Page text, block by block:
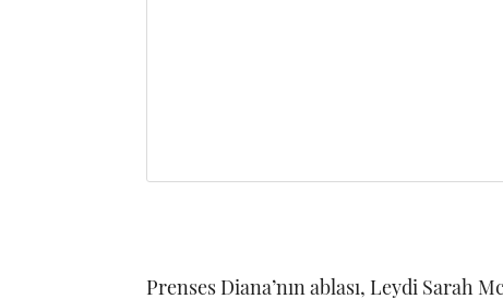
Prenses Diana’nın ablası, Leydi Sarah